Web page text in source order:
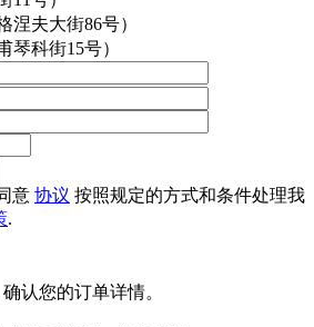
涅夫大街86号）
琴科街15号）
意 协议 按照规定的方式和条件处理我
.
认您的订单详情。